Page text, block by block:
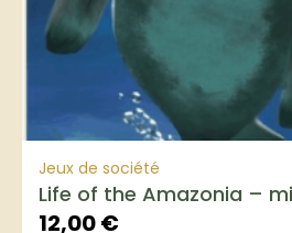
Jeux de société
Life of the Amazonia –
12,00€